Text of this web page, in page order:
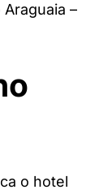
–
o hotel